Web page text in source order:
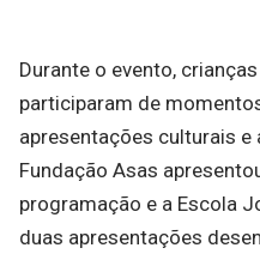
Durante o evento,
participaram de
apresentações culturais
Fundação Asas
programação e a Escola
duas apresentações